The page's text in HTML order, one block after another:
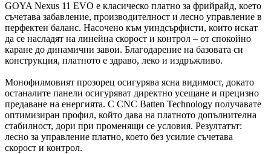
GOYA Nexus 11 EVO е класическо платно за фрийрайд, което
съчетава забавление, производителност и лесно управление в
перфектен баланс. Насочено към уиндсърфисти, които искат
да се насладят на линейна скорост и контрол – от спокойно
каране до динамични завои. Благодарение на базовата си
конструкция, платното е здраво, леко и издръжливо.
Монофилмовият прозорец осигурява ясна видимост, докато
останалите панели осигуряват директно усещане и прецизно
предаване на енергията. С CNC Batten Technology получавате
оптимизиран профил, който дава на платното допълнителна
стабилност, дори при променящи се условия. Резултатът:
лесно за управление платно, което без усилие съчетава
скорост и контрол.